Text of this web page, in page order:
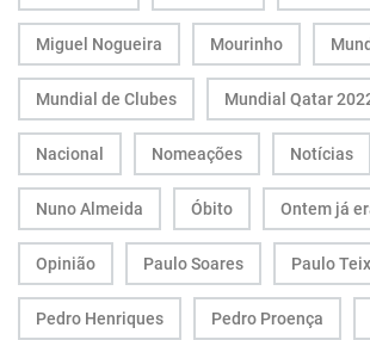
Miguel Nogueira Mourinho
Mundial de Clubes Mundial Qatar
Nacional Nomeações Notícias
Nuno Almeida Óbito Ontem já
Opinião Paulo Soares Paulo
Pedro Henriques Pedro Proença